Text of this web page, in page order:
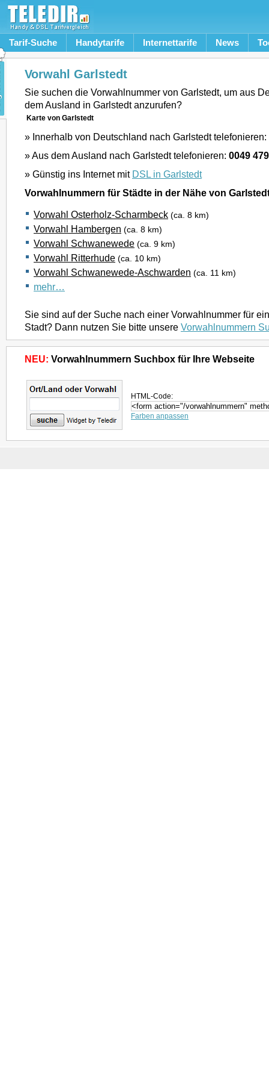
Tarif-Suche Handytarife Internettarife News
Vorwahl Garlstedt
Sie suchen die Vorwahlnummer von Garlstedt, um aus
dem Ausland in Garlstedt anzurufen?
Karte von Garlstedt
» Innerhalb von Deutschland nach Garlstedt telefonieren:
» Aus dem Ausland nach Garlstedt telefonieren: 0049
» Günstig ins Internet mit DSL in Garlstedt
Vorwahlnummern für Städte in der Nähe von
Vorwahl Osterholz-Scharmbeck (ca. 8 km)
Vorwahl Hambergen (ca. 8 km)
Vorwahl Schwanewede (ca. 9 km)
Vorwahl Ritterhude (ca. 10 km)
Vorwahl Schwanewede-Aschwarden (ca. 11 km)
mehr…
Sie sind auf der Suche nach einer Vorwahlnummer für
Stadt? Dann nutzen Sie bitte unsere Vorwahlnummern
NEU: Vorwahlnummern Suchbox für Ihre Webseite
HTML-Code:
Farben anpassen